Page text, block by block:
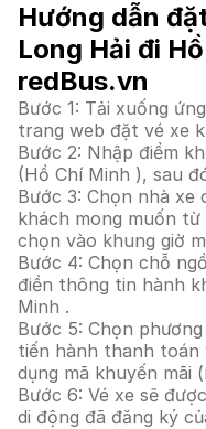
Hướng dẫn
Long Hải đi
redBus.vn
Bước 1: Tải xuống
trang web đặt vé xe
Bước 2: Nhập điểm
(Hồ Chí Minh ), sau
Bước 3: Chọn nhà
khách mong muốn từ
chọn vào khung giờ
Bước 4: Chọn chỗ
điền thông tin hành
Minh .
Bước 5: Chọn
tiến hành thanh toán
dụng mã khuyến mãi
Bước 6: Vé xe sẽ
di động đã đăng ký